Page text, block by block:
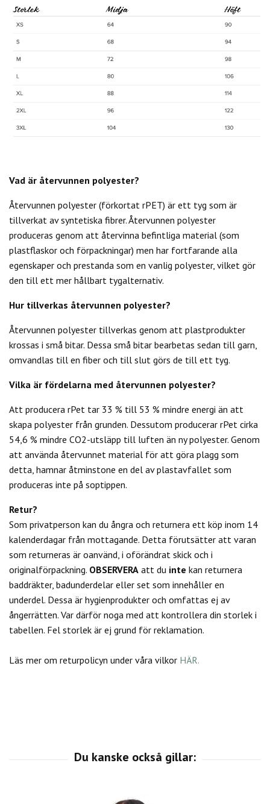
Vad är återvunnen polyester?
Återvunnen polyester (förkortat rPET) är ett tyg som är
tillverkat av syntetiska fibrer. Återvunnen polyester
produceras genom att återvinna befintliga material (som
plastflaskor och förpackningar) men har fortfarande alla
egenskaper och prestanda som en vanlig polyester, vilket gör
den till ett mer hållbart tygalternativ.
Hur tillverkas återvunnen polyester?
Återvunnen polyester tillverkas genom att plastprodukter
krossas i små bitar. Dessa små bitar bearbetas sedan till garn,
omvandlas till en fiber och till slut görs de till ett tyg.
Vilka är fördelarna med återvunnen polyester?
Att producera rPet tar 33 % till 53 % mindre energi än att
skapa polyester från grunden. Dessutom producerar rPet cirka
54,6 % mindre CO2-utsläpp till luften än ny polyester. Genom
att använda återvunnet material för att göra plagg som
detta, hamnar åtminstone en del av plastavfallet som
produceras inte på soptippen.
Retur?
Som privatperson kan du ångra och returnera ett köp inom 14
kalenderdagar från mottagande. Detta förutsätter att varan
som returneras är oanvänd, i oförändrat skick och i
originalförpackning. OBSERVERA att du inte kan returnera
baddräkter, badunderdelar eller set som innehåller en
underdel. Dessa är hygienprodukter och omfattas ej av
ångerrätten. Var därför noga med att kontrollera din storlek i
tabellen. Fel storlek är ej grund för reklamation.
Läs mer om returpolicyn under våra vilkor HÄR.